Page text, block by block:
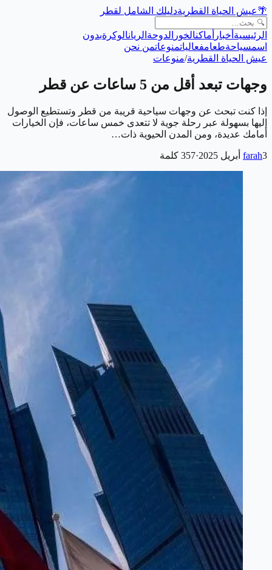
🌴عيش الحياة القطريةدليلك الشامل لقطر
الرئيسية أخبار أماكنالخور الدوحة الريانالوكرةبدون
اسمسياحةطعامفعالياتمنوعاتمن نحن
عيش الحياة القطرية/منوعات
وجهات تبعد أقل من 5 ساعات عن قطر
إذا كنت تبحث عن وجهات سياحية قريبة من قطر وتستطيع الوصول
إليها بسهولة عبر رحلة جوية لا تتعدى خمس ساعات، فإن الخيارات
أمامك عديدة، ومن المدن الحيوية ذات…
farah3 أبريل 2025 ·
357 كلمة